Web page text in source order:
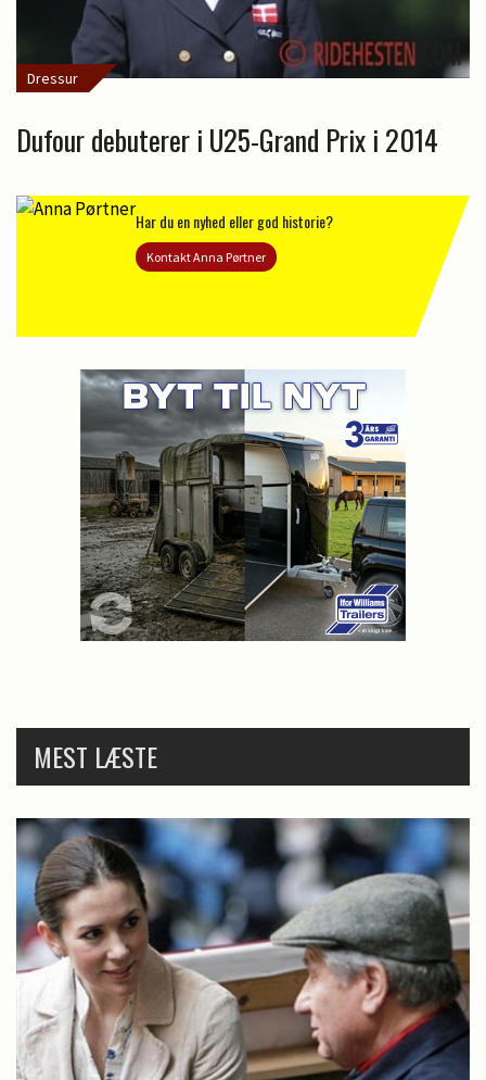
Dressur
Dufour debuterer i U25-Grand Prix i 2014
Har du en nyhed eller god historie?
Kontakt Anna Pørtner
MEST LÆSTE